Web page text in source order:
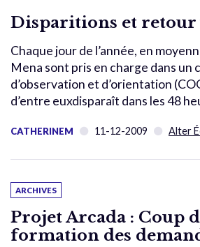
Disparitions et
Chaque jour de l’année, en
Mena sont pris en charge dans un
d’observation et d’orientation
d’entre euxdisparaît dans les 48
CATHERINEM 11-12-2009 Alter
ARCHIVES
Projet Arcada : Coup
formation des